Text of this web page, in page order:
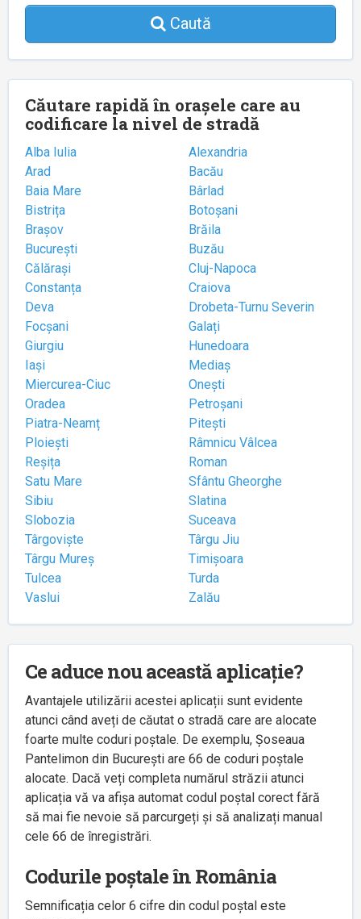
Caută
Căutare rapidă în orașele care au
codificare la nivel de stradă
Alba Iulia
Alexandria
Arad
Bacău
Baia Mare
Bârlad
Bistrița
Botoșani
Brașov
Brăila
București
Buzău
Călărași
Cluj-Napoca
Constanța
Craiova
Deva
Drobeta-Turnu Severin
Focșani
Galați
Giurgiu
Hunedoara
Iași
Mediaș
Miercurea-Ciuc
Onești
Oradea
Petroșani
Piatra-Neamț
Pitești
Ploiești
Râmnicu Vâlcea
Reșița
Roman
Satu Mare
Sfântu Gheorghe
Sibiu
Slatina
Slobozia
Suceava
Târgoviște
Târgu Jiu
Târgu Mureș
Timișoara
Tulcea
Turda
Vaslui
Zalău
Ce aduce nou această aplicație?
Avantajele utilizării acestei aplicații sunt evidente
atunci când aveți de căutat o stradă care are alocate
foarte multe coduri poștale. De exemplu, Șoseaua
Pantelimon din București are 66 de coduri poștale
alocate. Dacă veți completa numărul străzii atunci
aplicația vă va afișa automat codul poștal corect fără
să mai fie nevoie să parcurgeți și să analizați manual
cele 66 de înregistrări.
Codurile poștale în România
Semnificația celor 6 cifre din codul poștal este